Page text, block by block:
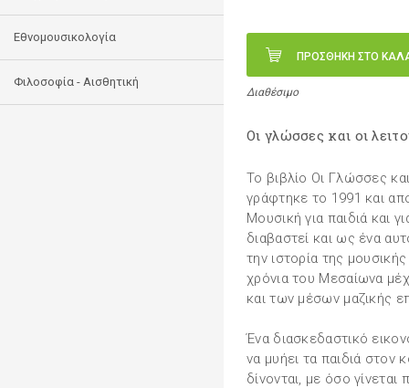
Εθνομουσικολογία
Φιλοσοφία - Αισθητική
ΠΡΟΣΘΗΚΗ ΣΤΟ
Διαθέσιμο
Οι γλώσσες και οι
Το βιβλίο Οι Γλώσσες
γράφτηκε το 1991 και
Μουσική για παιδιά και
διαβαστεί και ως ένα
την ιστορία της
χρόνια του Μεσαίωνα
και των μέσων μαζικής
Ένα διασκεδαστικό
να μυήει τα παιδιά
δίνονται, με όσο